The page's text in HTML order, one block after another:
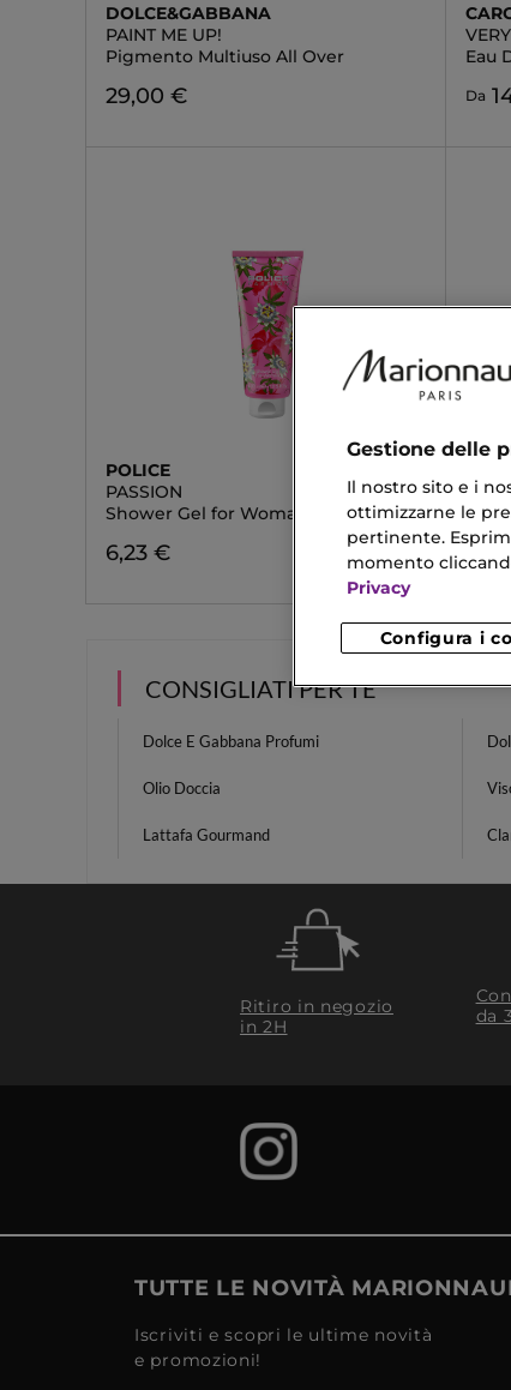
DOLCE&GABBANA
PAINT ME UP!
Pigmento Multiuso All Over
29,00 €
Eau
Da
POLICE
PASSION
Shower Gel for Woman
6,23 €
TO
Eau
CONSIGLIATI PER TE
Dolce E Gabbana Profumi
Olio Doccia
Lattafa Gourmand
Ritiro in negozio
in 2H
da
TUTTE LE NOVITÀ
Iscriviti e scopri le ultime novità
e promozioni!
Gestione delle
Il nostro sito e i
ottimizzarne le
pertinente.
momento
Privacy
Configura i